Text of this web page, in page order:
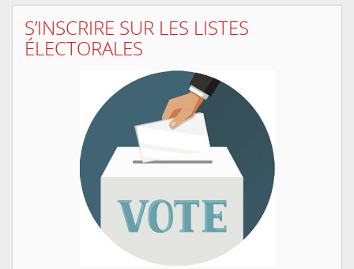
S’INSCRIRE SUR LES LISTES
ÉLECTORALES